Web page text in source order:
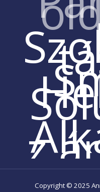
z
Copyright © 2025